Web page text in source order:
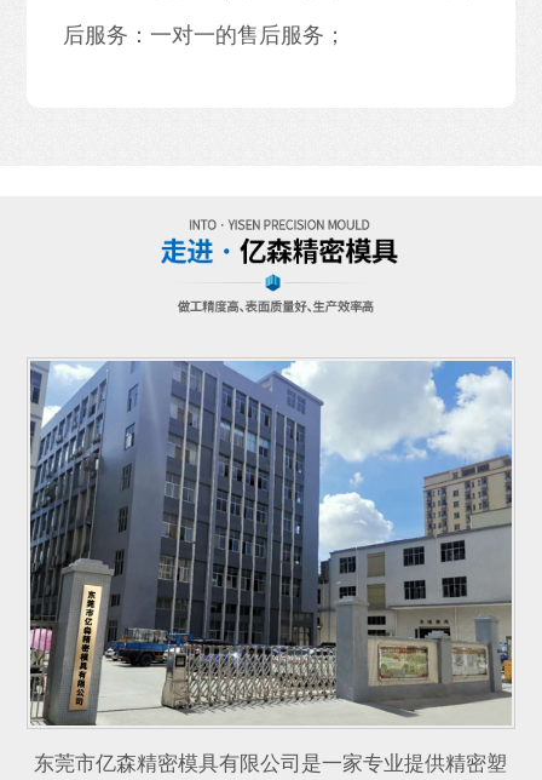
后服务：一对一的售后服务；
​东莞市亿森精密模具有限公司是一家专业提供精密塑